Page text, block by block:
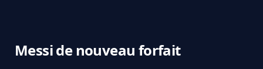
Messi de nouveau forfait